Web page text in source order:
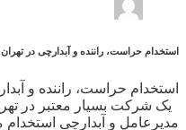
استخدام حراست، راننده و آبدارچی در تهران
استخدام حراست، راننده و
یک شرکت بسیار معتبر در
مدیرعامل و آبدارچی